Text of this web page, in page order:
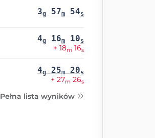
3g57m54s
4g16m10s
+ 18m16s
4g25m20s
+ 27m26s
Pełna lista wyników